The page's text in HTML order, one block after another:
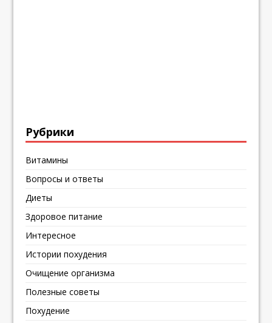
Рубрики
Витамины
Вопросы и ответы
Диеты
Здоровое питание
Интересное
Истории похудения
Очищение организма
Полезные советы
Похудение